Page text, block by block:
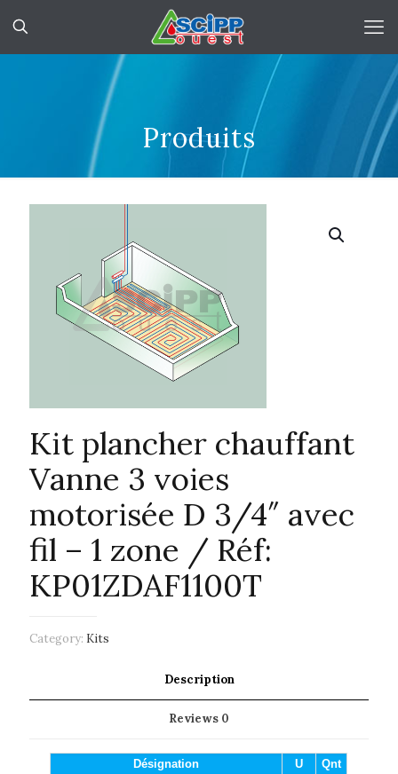
Produits
Kit plancher chauffant
Vanne 3 voies
motorisée D 3/4″ avec
fil – 1 zone / Réf:
KP01ZDAF1100T
Category: Kits
Description
Reviews 0
Désignation U
Qnt